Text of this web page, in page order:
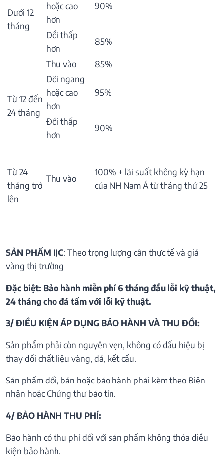
Dưới 12
tháng
hoặc cao
hơn
90%
Đổi thấp
hơn
85%
Từ 12 đến
24 tháng
Thu vào
85%
Đổi ngang
hoặc cao
hơn
95%
Đổi thấp
hơn
90%
Từ 24
tháng trở
lên
Thu vào
100% + lãi suất không kỳ hạn
của NH Nam Á từ tháng thứ 25
SẢN PHẨM IJC: Theo trọng lượng cân thực tế và giá
vàng thị trường
Đặc biệt: Bảo hành miễn phí 6 tháng đầu lỗi kỹ thuật,
24 tháng cho đá tấm với lỗi kỹ thuật.
3/ ĐIỀU KIỆN ÁP DỤNG BẢO HÀNH VÀ THU ĐỒI:
Sản phẩm phải còn nguyên vẹn, không có dấu hiệu bị
thay đổi chất liệu vàng, đá, kết cấu.
Sản phẩm đổi, bán hoặc bảo hành phải kèm theo Biên
nhận hoặc Chứng thư bảo tín.
4/ BẢO HÀNH THU PHÍ:
Bảo hành có thu phí đối với sản phẩm không thỏa điều
kiện bảo hành.